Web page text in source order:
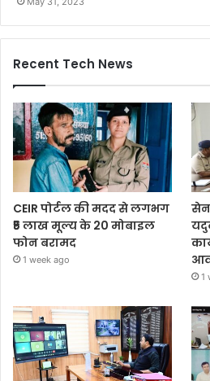
Recent Tech News
CEIR पोर्टल की मदद से लगभग
₹5 लाख मूल्य के 20 मोबाइल
फोन बरामद
1 week ago
1